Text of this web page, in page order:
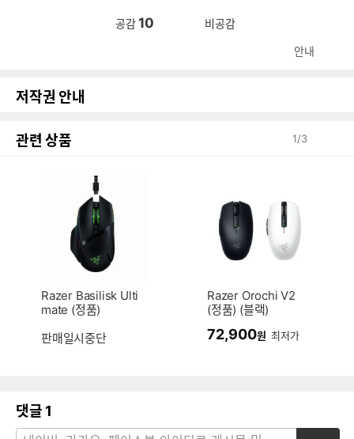
공감 10 비공감
안내
저작권 안내
관련 상품 1/3
Razer Basilisk Ulti
mate (정품)
판매일시중단
Razer Orochi V2
(정품) (블랙)
72,900원 최저가
댓글 1